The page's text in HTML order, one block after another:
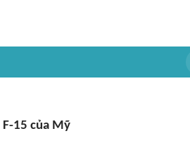
15 của Mỹ